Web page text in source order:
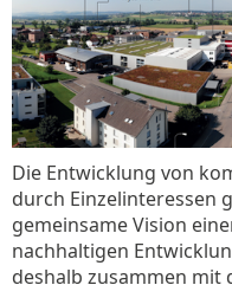
Die Entwicklung von
durch Einzelinteressen
gemeinsame Vision
nachhaltigen
deshalb zusammen mit